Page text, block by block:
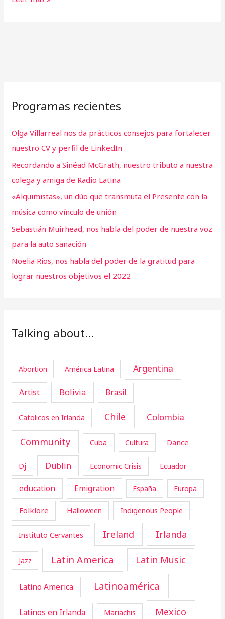
Programas recientes
Olga Villarreal nos da prácticos consejos para fortalecer
nuestro CV y perfil de LinkedIn
Recordando a Sinéad McGrath, nuestro tributo a nuestra
colega y amiga de Radio Latina
«Alquimistas», un dúo que transmuta el Presente con la
música como vínculo de unión
Sebastián Muirhead, nos habla del poder de nuestra voz
para la auto sanación
Noelia Rios, nos habla del poder de la gratitud para
lograr nuestros objetivos el 2022
Talking about…
Abortion América Latina Argentina
Artist Bolivia Brasil
Catolicos en Irlanda Chile Colombia
Community Cuba Cultura Dance
Dj Dublin Economic Crisis Ecuador
education Emigration España Europa
Folklore Halloween Indigenous People
Instituto Cervantes Ireland Irlanda
Jazz Latin America Latin Music
Latino America Latinoamérica
Latinos en Irlanda Mariachis Mexico